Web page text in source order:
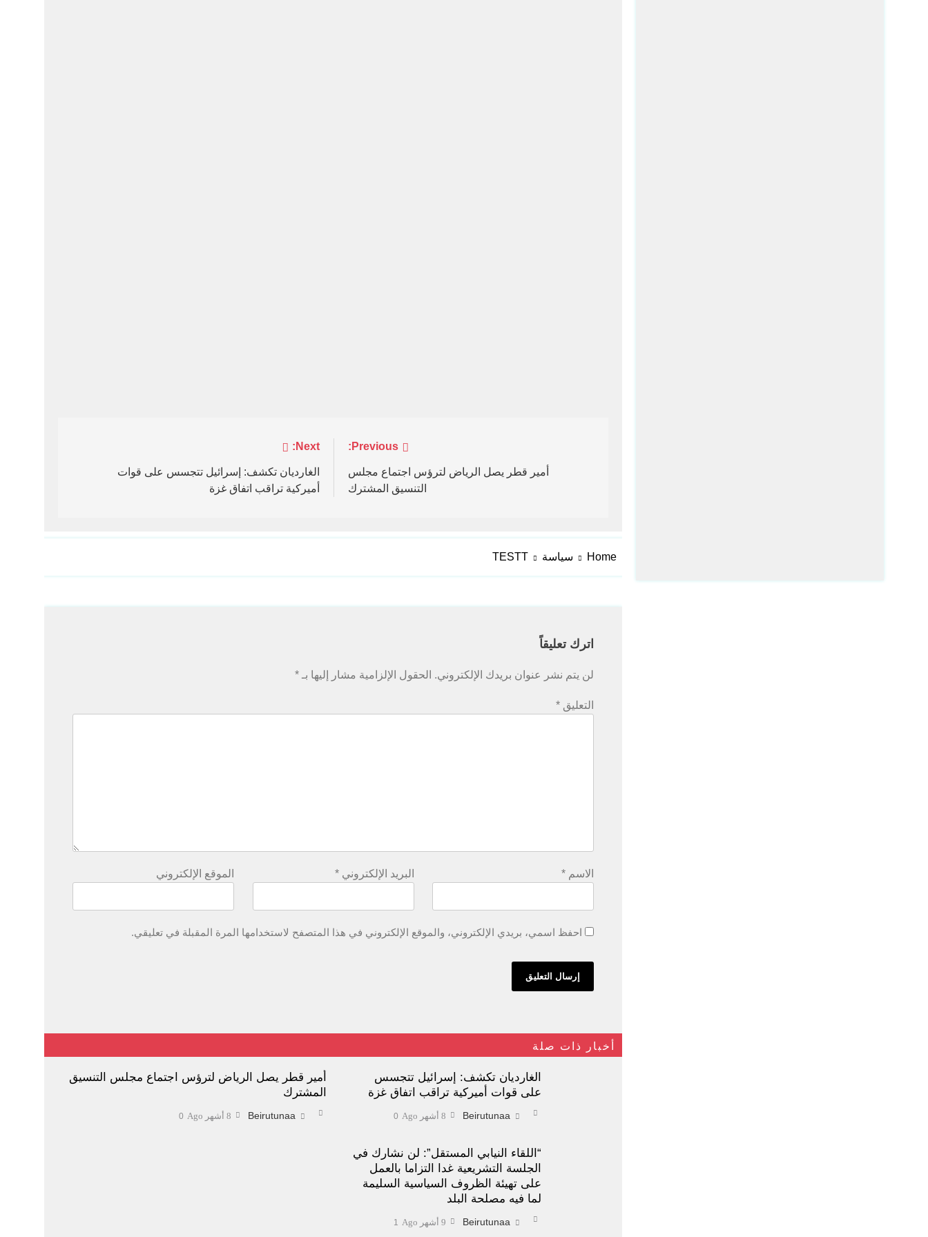
المقالات
Previous:
أمير قطر يصل الرياض لترؤس اجتماع مجلس
التنسيق المشترك
Next:
الغارديان تكشف: إسرائيل تتجسس على قوات
أميركية تراقب اتفاق غزة
Home سياسة TESTT
اترك تعليقاً
لن يتم نشر عنوان بريدك الإلكتروني. الحقول الإلزامية مشار إليها بـ *
التعليق *
الاسم * البريد الإلكتروني* الموقع الإلكتروني
احفظ اسمي، بريدي الإلكتروني، والموقع الإلكتروني في هذا المتصفح لاستخدامها المرة المقبلة في تعليقي.
أخبار ذات صلة
الغارديان تكشف: إسرائيل تتجسس
على قوات أميركية تراقب اتفاق غزة
Beirutunaa 8 أشهر Ago 0
أمير قطر يصل الرياض لترؤس اجتماع مجلس التنسيق
المشترك
Beirutunaa 8 أشهر Ago 0
“اللقاء النيابي المستقل”: لن نشارك في
الجلسة التشريعية غدا التزاما بالعمل
على تهيئة الظروف السياسية السليمة
لما فيه مصلحة البلد
Beirutunaa 9 أشهر Ago 1